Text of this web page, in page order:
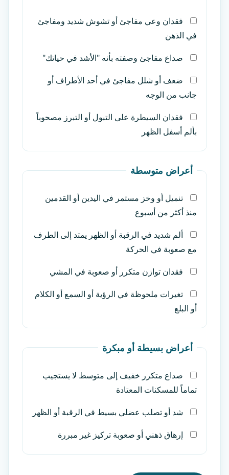
فقدان وعي مفاجئ أو تشوش شديد ومفاجئ
في الذهن
صداع مفاجئ وصفته بأنه "الأشد في حياتك"
ضعف أو شلل مفاجئ في أحد الأطراف أو
جانب من الوجه
فقدان السيطرة على التبول أو التبرز مصحوباً
بألم أسفل الظهر
أعراض متوسطة
تنميل أو وخز مستمر في اليدين أو القدمين
منذ أكثر من أسبوع
ألم شديد في الرقبة أو الظهر يمتد إلى الطرف
مع صعوبة في الحركة
فقدان توازن متكرر أو صعوبة في المشي
تغيرات ملحوظة في الرؤية أو السمع أو الكلام
أو البلع
أعراض بسيطة أو مبكرة
صداع متكرر خفيف إلى متوسط لا يستجيب
تماماً للمسكنات المعتادة
شد أو تصلب عضلي بسيط في الرقبة أو الظهر
إرهاق ذهني أو صعوبة تركيز غير مبررة